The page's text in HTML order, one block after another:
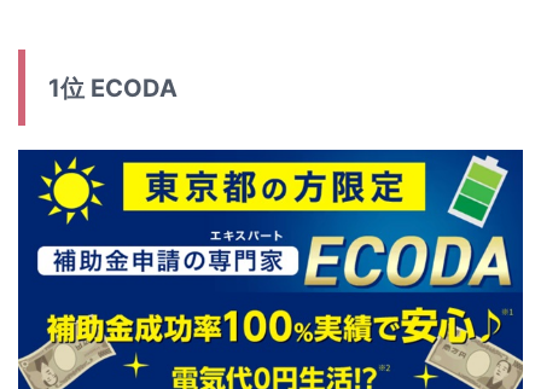
1位 ECODA